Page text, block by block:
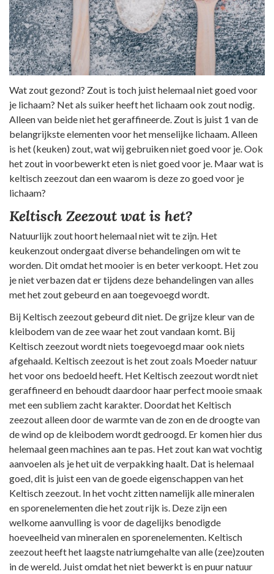
Wat zout gezond? Zout is toch juist helemaal niet goed voor
je lichaam? Net als suiker heeft het lichaam ook zout nodig.
Alleen van beide niet het geraffineerde. Zout is juist 1 van de
belangrijkste elementen voor het menselijke lichaam. Alleen
is het (keuken) zout, wat wij gebruiken niet goed voor je. Ook
het zout in voorbewerkt eten is niet goed voor je. Maar wat is
keltisch zeezout dan een waarom is deze zo goed voor je
lichaam?
Keltisch Zeezout wat is het?
Natuurlijk zout hoort helemaal niet wit te zijn. Het
keukenzout ondergaat diverse behandelingen om wit te
worden. Dit omdat het mooier is en beter verkoopt. Het zou
je niet verbazen dat er tijdens deze behandelingen van alles
met het zout gebeurd en aan toegevoegd wordt.
Bij Keltisch zeezout gebeurd dit niet. De grijze kleur van de
kleibodem van de zee waar het zout vandaan komt. Bij
Keltisch zeezout wordt niets toegevoegd maar ook niets
afgehaald. Keltisch zeezout is het zout zoals Moeder natuur
het voor ons bedoeld heeft. Het Keltisch zeezout wordt niet
geraffineerd en behoudt daardoor haar perfect mooie smaak
met een subliem zacht karakter. Doordat het Keltisch
zeezout alleen door de warmte van de zon en de droogte van
de wind op de kleibodem wordt gedroogd. Er komen hier dus
helemaal geen machines aan te pas. Het zout kan wat vochtig
aanvoelen als je het uit de verpakking haalt. Dat is helemaal
goed, dit is juist een van de goede eigenschappen van het
Keltisch zeezout. In het vocht zitten namelijk alle mineralen
en sporenelementen die het zout rijk is. Deze zijn een
welkome aanvulling is voor de dagelijks benodigde
hoeveelheid van mineralen en sporenelementen. Keltisch
zeezout heeft het laagste natriumgehalte van alle (zee)zouten
in de wereld. Juist omdat het niet bewerkt is en puur natuur